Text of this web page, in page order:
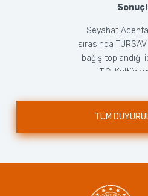
Seyahat
sırasında
bağış
T.C. Kültür
TÜM